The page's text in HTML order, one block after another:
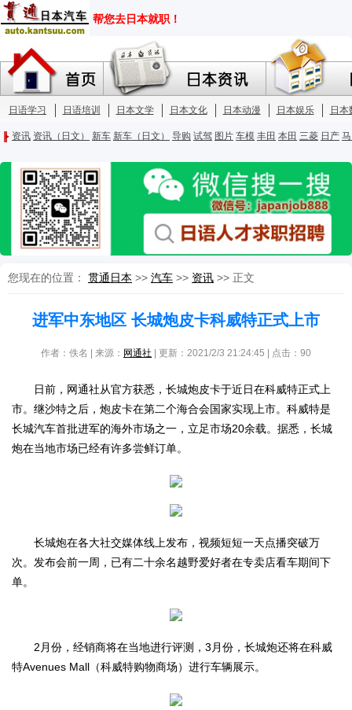
您现在的位置： 贯通日本 >> 汽车 >> 资讯 >> 正文
进军中东地区 长城炮皮卡科威特正式上市
作者：佚名 | 来源： 网通社 | 更新：2021/2/3 21:24:45 | 点击： 90
日前，网通社从官方获悉，长城炮皮卡于近日在科威特正式上
市。继沙特之后，炮皮卡在第二个海合会国家实现上市。科威特是
长城汽车首批进军的海外市场之一，立足市场20余载。据悉，长城
炮在当地市场已经有许多尝鲜订单。
长城炮在各大社交媒体线上发布，视频短短一天点播突破万
次。发布会前一周，已有二十余名越野爱好者在专卖店看车期间下
单。
2月份，经销商将在当地进行评测，3月份，长城炮还将在科威
特Avenues Mall（科威特购物商场）进行车辆展示。